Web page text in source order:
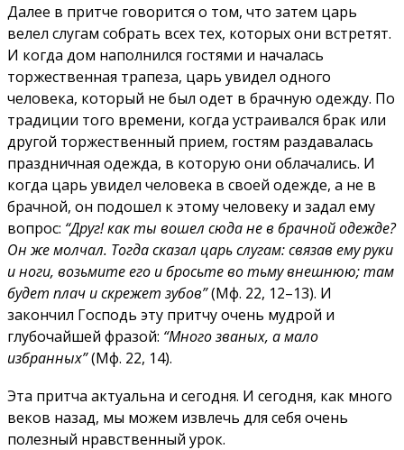
Далее в притче говорится о том, что затем царь
велел слугам собрать всех тех, которых они встретят.
И когда дом наполнился гостями и началась
торжественная трапеза, царь увидел одного
человека, который не был одет в брачную одежду. По
традиции того времени, когда устраивался брак или
другой торжественный прием, гостям раздавалась
праздничная одежда, в которую они облачались. И
когда царь увидел человека в своей одежде, а не в
брачной, он подошел к этому человеку и задал ему
вопрос: “Друг! как ты вошел сюда не в брачной одежде?
Он же молчал. Тогда сказал царь слугам: связав ему руки
и ноги, возьмите его и бросьте во тьму внешнюю; там
будет плач и скрежет зубов”(Мф. 22, 12–13). И
закончил Господь эту притчу очень мудрой и
глубочайшей фразой: “Много званых, а мало
избранных”(Мф. 22, 14).
Эта притча актуальна и сегодня. И сегодня, как много
веков назад, мы можем извлечь для себя очень
полезный нравственный урок.